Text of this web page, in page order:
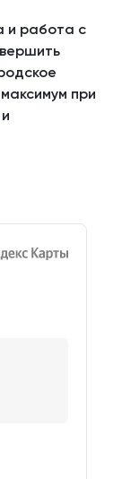
и работа с
при